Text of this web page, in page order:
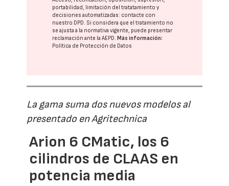
portabilidad, limitación del tratatamiento y
decisiones automatizadas: contacte con
nuestro DPD. Si considera que el tratamiento no
se ajusta a la normativa vigente, puede presentar
reclamación ante laAEPD.Más información:
Política de Protección de Datos
La gama suma dos nuevos modelos al
presentado en Agritechnica
Arion 6 CMatic, los 6
cilindros de CLAAS en
potencia media